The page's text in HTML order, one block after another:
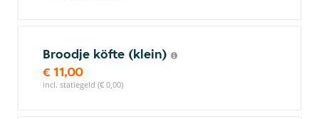
Broodje köfte (klein)
€ 11,00
incl. statiegeld (€ 0,00)